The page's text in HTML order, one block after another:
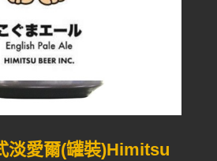
淡愛爾(罐裝)Himitsu